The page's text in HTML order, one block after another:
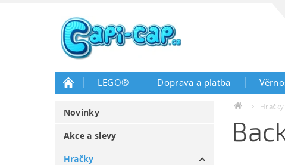
LEGO® Doprava a platba
Novinky
Akce a slevy
Hračky
Hračky